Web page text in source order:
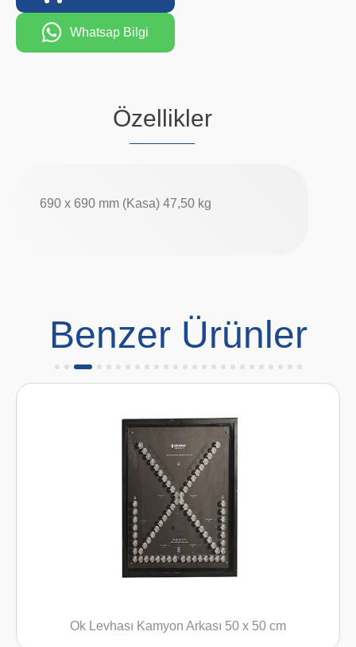
Whatsap Bilgi
Özellikler
690 x 690 mm (Kasa) 47,50 kg
Benzer Ürünler
Ok Levhası Kamyon Arkası 50 x 50 cm